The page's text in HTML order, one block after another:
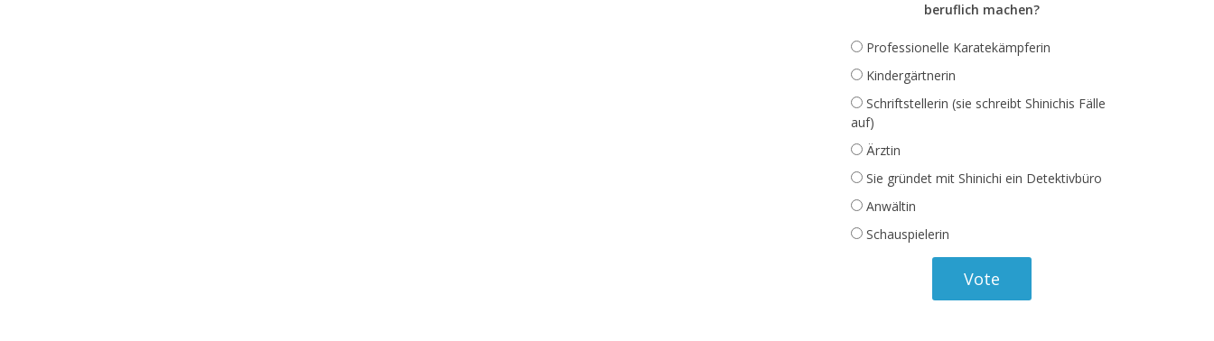
beruflich machen?
Professionelle Karatekämpferin
Kindergärtnerin
Schriftstellerin (sie schreibt Shinichis Fälle
auf)
Ärztin
Sie gründet mit Shinichi ein Detektivbüro
Anwältin
Schauspielerin